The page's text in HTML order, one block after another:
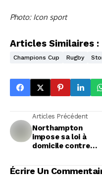
Photo: Icon sport
Articles Similaires :
Champions Cup Rugby
Articles Précédent
Northampton
impose sa loi à
domicile contre
Écrire Un